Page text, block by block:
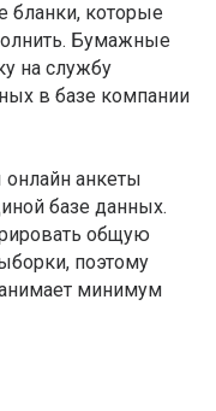
бланки, которые
Бумажные
на службу
в базе компании
анкеты
базе данных.
общую
поэтому
минимум